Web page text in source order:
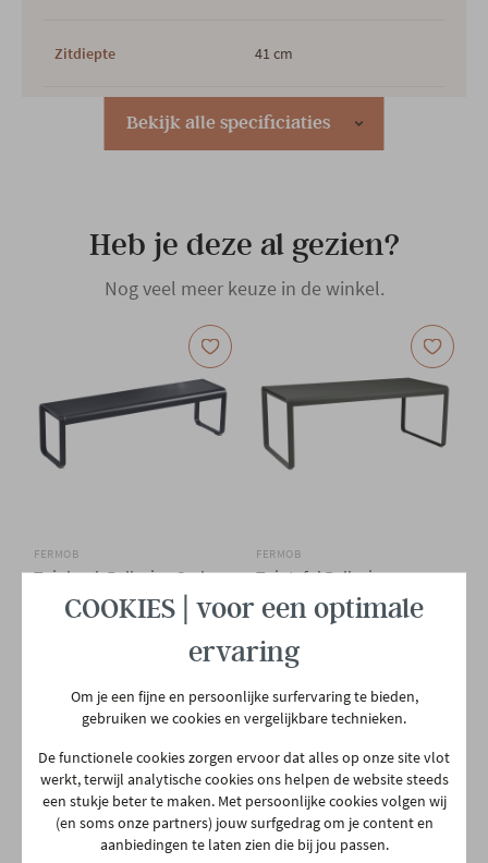
Bekijk alle specificiaties
Zitdiepte 41 cm
44 cm
Outdoor Ja
Hoofdmateriaal Aluminium
Metaal
Design
Gewicht 14 kg
Heb je deze al gezien?
Nog veel meer keuze in de winkel.
FERMOB
Tuinbank Bellevie - Carbon
€ 798,00
Binnen 6 weken bij jou thuis
FERMOB
Tuintafel Bellevie
196x90cm - Romarin groen
€ 1.950,00
Binnen 6 weken bij jou thuis
Meer mogelijkheden
COOKIES | voor een optimale
ervaring
Om je een fijne en persoonlijke surfervaring te bieden,
gebruiken we cookies en vergelijkbare technieken.
De functionele cookies zorgen ervoor dat alles op onze site vlot
werkt, terwijl analytische cookies ons helpen de website steeds
een stukje beter te maken. Met persoonlijke cookies volgen wij
(en soms onze partners) jouw surfgedrag om je content en
aanbiedingen te laten zien die bij jou passen.